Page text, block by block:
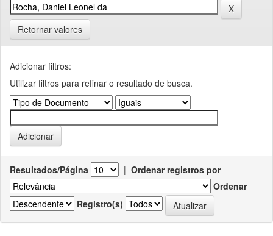
Retornar valores
Adicionar filtros:
Utilizar filtros para refinar o resultado de busca.
Resultados/Página | Ordenar registros por
Ordenar
Registro(s)